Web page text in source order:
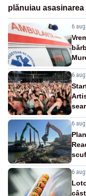
plănuiau
6
6
6
6